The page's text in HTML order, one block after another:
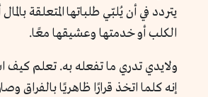
يتردد في أن يُلبّي طلباتها المتعلقة
الكلب أو خدمتها وعشيقها معًا.
ولايدي تدري ما تفعله به. تعلم كيف
إنه كلما اتخذ قرارًا ظاهريًا بالفراق